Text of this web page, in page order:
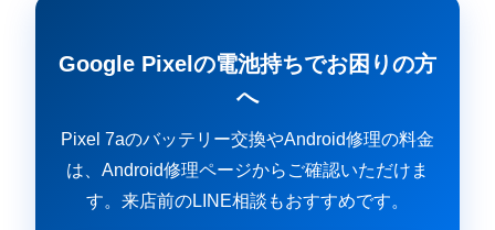
Google Pixelの電池持ちでお困りの方
へ
Pixel 7aのバッテリー交換やAndroid修理の料金
は、Android修理ページからご確認いただけま
す。来店前のLINE相談もおすすめです。